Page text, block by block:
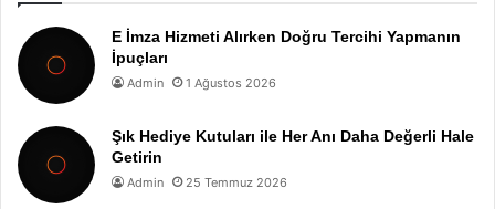
E İmza Hizmeti Alırken Doğru Tercihi Yapmanın
İpuçları
Admin 1 Ağustos 2026
Şık Hediye Kutuları ile Her Anı Daha Değerli Hale
Getirin
Admin 25 Temmuz 2026